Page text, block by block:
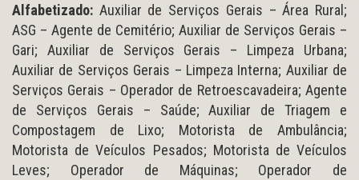
Alfabetizado: Auxiliar de Serviços Gerais – Área Rural;
ASG – Agente de Cemitério; Auxiliar de Serviços Gerais –
Gari; Auxiliar de Serviços Gerais – Limpeza Urbana;
Auxiliar de Serviços Gerais – Limpeza Interna; Auxiliar de
Serviços Gerais – Operador de Retroescavadeira; Agente
de Serviços Gerais – Saúde; Auxiliar de Triagem e
Compostagem de Lixo; Motorista de Ambulância;
Motorista de Veículos Pesados; Motorista de Veículos
Leves; Operador de Máquinas; Operador de